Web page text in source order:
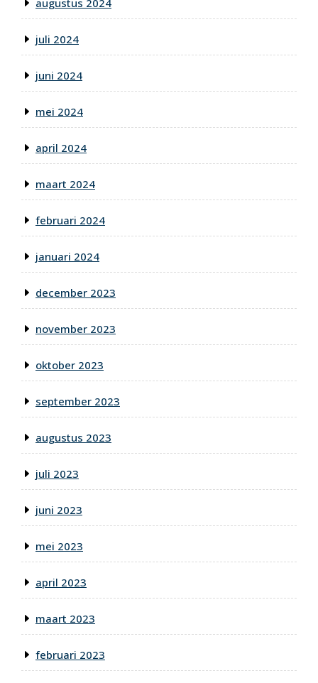
augustus 2024
juli 2024
juni 2024
mei 2024
april 2024
maart 2024
februari 2024
januari 2024
december 2023
november 2023
oktober 2023
september 2023
augustus 2023
juli 2023
juni 2023
mei 2023
april 2023
maart 2023
februari 2023